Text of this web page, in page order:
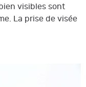
visibles sont
La prise de visée